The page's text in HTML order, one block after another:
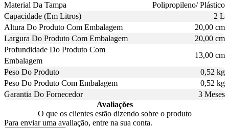
Material Da Tampa
Polipropileno/ Plástico
Capacidade (Em Litros)
2 L
Altura Do Produto Com Embalagem
20,00 cm
Largura Do Produto Com Embalagem
20,00 cm
Profundidade Do Produto Com
Embalagem
13,00 cm
Peso Do Produto
0,52 kg
Peso Do Produto Com Embalagem
0,52 kg
Garantia Do Fornecedor
3 Meses
Avaliações
O que os clientes estão dizendo sobre o produto
Para enviar uma avaliação, entre na sua conta.